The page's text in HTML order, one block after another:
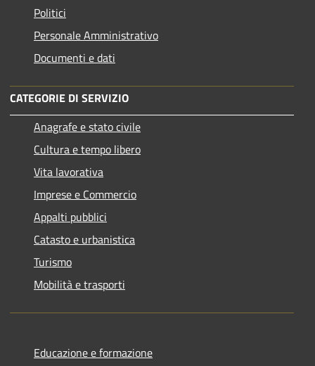
Politici
Personale Amministrativo
Documenti e dati
CATEGORIE DI SERVIZIO
Anagrafe e stato civile
Cultura e tempo libero
Vita lavorativa
Imprese e Commercio
Appalti pubblici
Catasto e urbanistica
Turismo
Mobilità e trasporti
Educazione e formazione